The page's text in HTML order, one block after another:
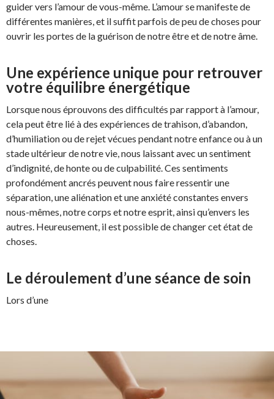
guider vers l’amour de vous-même. L’amour se manifeste de
différentes manières, et il suffit parfois de peu de choses pour
ouvrir les portes de la guérison de notre être et de notre âme.
Une expérience unique pour retrouver
votre équilibre énergétique
Lorsque nous éprouvons des difficultés par rapport à l’amour,
cela peut être lié à des expériences de trahison, d’abandon,
d’humiliation ou de rejet vécues pendant notre enfance ou à un
stade ultérieur de notre vie, nous laissant avec un sentiment
d’indignité, de honte ou de culpabilité. Ces sentiments
profondément ancrés peuvent nous faire ressentir une
séparation, une aliénation et une anxiété constantes envers
nous-mêmes, notre corps et notre esprit, ainsi qu’envers les
autres. Heureusement, il est possible de changer cet état de
choses.
Le déroulement d’une séance de soin
Lors d’une